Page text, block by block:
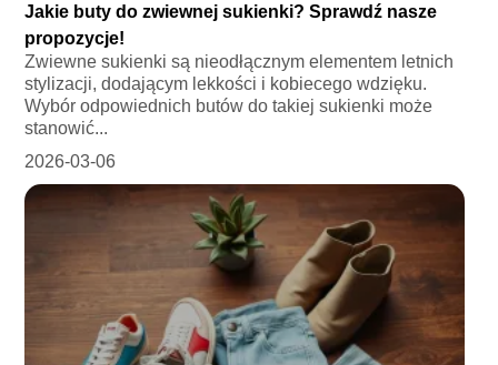
Jakie buty do zwiewnej sukienki? Sprawdź nasze
propozycje!
Zwiewne sukienki są nieodłącznym elementem letnich
stylizacji, dodającym lekkości i kobiecego wdzięku.
Wybór odpowiednich butów do takiej sukienki może
stanowić...
2026-03-06